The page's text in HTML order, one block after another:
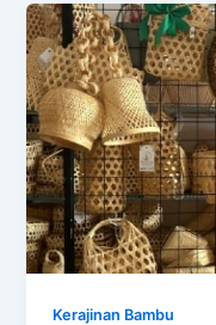
Kerajinan Bambu